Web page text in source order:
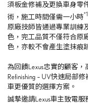
須板金修補及更換車身零
術，施工時間僅需一小時*1
原廠技師皆通過專業訓練
色，完工品質不僅符合原
色，亦較不會產生塗抹痕
為回饋Lexus忠實的顧客，
Refinishing – UV快速局部
車更優質的選擇方案。
誠摯邀請Lexus車主致電